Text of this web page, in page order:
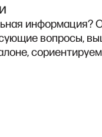
информация?
вопросы,